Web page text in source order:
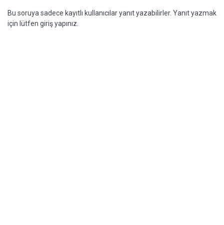
Bu soruya sadece kayıtlı kullanıcılar yanıt yazabilirler. Yanıt yazmak
için lütfen giriş yapınız.